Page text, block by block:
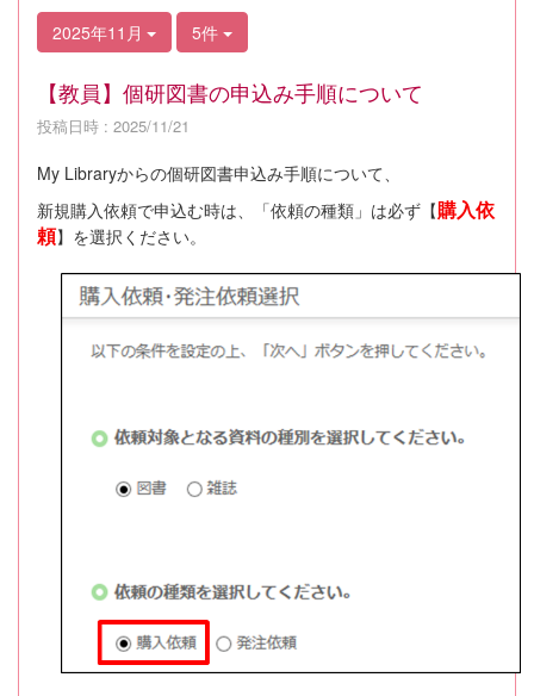
2025年11月 5件
【教員】個研図書の申込み手順について
投稿日時 : 2025/11/21
My Libraryからの個研図書申込み手順について、
新規購入依頼で申込む時は、「依頼の種類」は必ず【購入依
頼】を選択ください。